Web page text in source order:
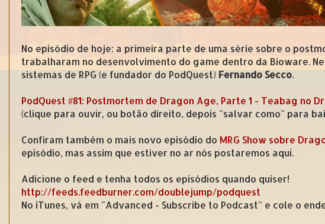
No episódio de hoje: a primeira parte de uma série sobre o
trabalharam no desenvolvimento do game dentro da Bioware.
sistemas de RPG (e fundador do PodQuest) Fernando Secco.
PodQuest #81: Postmortem de Dragon Age, Parte 1 - Teabag no
(clique para ouvir, ou botão direito, depois "salvar como" para
Confiram também o mais novo episódio do MRG Show sobre
episódio, mas assim que estiver no ar nós postaremos aqui.
Adicione o feed e tenha todos os episódios quando quiser!
http://feeds.feedburner.com/doublejump/podquest
No iTunes, vá em "Advanced - Subscribe to Podcast" e cole o